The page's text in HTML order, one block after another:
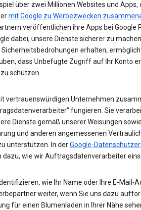
über zwei Millionen Websites und Apps,
mit Google zu Werbezwecken
veröffentlichen ihre Apps bei Google
dabei, unsere Dienste sicherer zu
erhalten,
dass Unbefugte Zugriff auf Ihr Konto
schützen.
vertrauenswürdigen Unternehmen
fungieren. Sie
Dienste gemäß unserer Weisungen
und anderen angemessenen
unterstützen. In derGoogle-
wie wir Auftragsdatenverarbeiter
wie Ihr Name oder Ihre E-Mail-
weiter, wenn Sie uns dazu
für einen Blumenladen in Ihrer Nähe